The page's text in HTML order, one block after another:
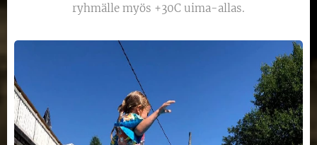
ryhmälle myös +30C uima-allas.